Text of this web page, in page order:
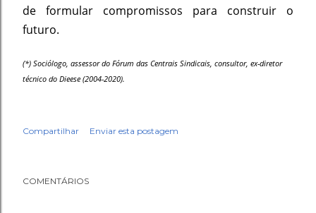
de formular compromissos para construir o
futuro.
(*) Sociólogo, assessor do Fórum das Centrais Sindicais, consultor, ex-diretor
técnico do Dieese (2004-2020).
Compartilhar Enviar esta postagem
COMENTÁRIOS